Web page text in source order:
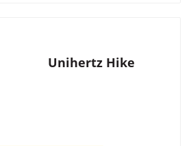
Unihertz Hike